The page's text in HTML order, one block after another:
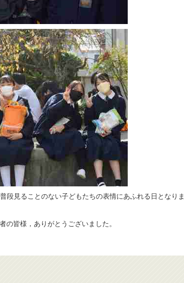
見ることのない子どもたちの表情にあふれる日となりま
皆様，ありがとうございました。